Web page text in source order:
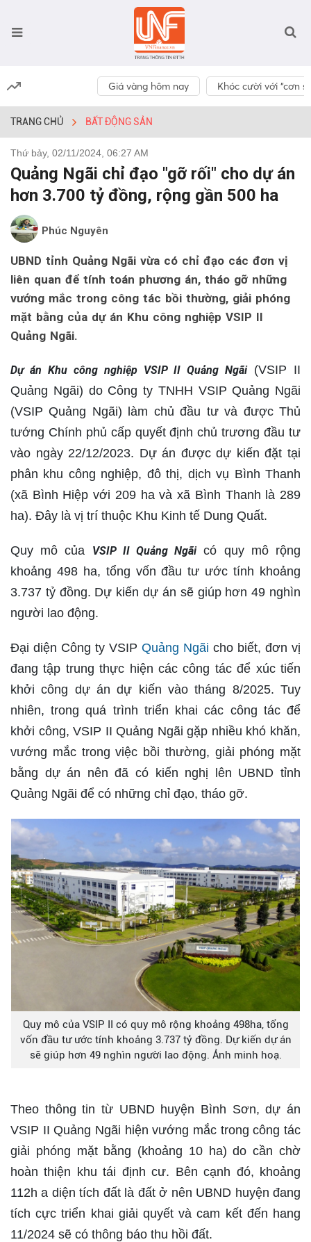
Giá vàng hôm nay Khóc cười với “cơn
TRANG CHỦ BẤT ĐỘNG SẢN
Thứ bảy, 02/11/2024, 06:27 AM
Quảng Ngãi chỉ đạo "gỡ rối" cho dự án
hơn 3.700 tỷ đồng, rộng gần 500 ha
Phúc Nguyên
UBND tỉnh Quảng Ngãi vừa có chỉ đạo các đơn vị
liên quan để tính toán phương án, tháo gỡ những
vướng mắc trong công tác bồi thường, giải phóng
mặt bằng của dự án Khu công nghiệp VSIP II
Quảng Ngãi.
Dự án Khu công nghiệp VSIP II Quảng Ngãi(VSIP II
Quảng Ngãi) do Công ty TNHH VSIP Quảng Ngãi
(VSIP Quảng Ngãi) làm chủ đầu tư và được Thủ
tướng Chính phủ cấp quyết định chủ trương đầu tư
vào ngày 22/12/2023. Dự án được dự kiến đặt tại
phân khu công nghiệp, đô thị, dịch vụ Bình Thanh
(xã Bình Hiệp với 209 ha và xã Bình Thanh là 289
ha). Đây là vị trí thuộc Khu Kinh tế Dung Quất.
Quy mô của VSIP II Quảng Ngãicó quy mô rộng
khoảng 498 ha, tổng vốn đầu tư ước tính khoảng
3.737 tỷ đồng. Dự kiến dự án sẽ giúp hơn 49 nghìn
người lao động.
Đại diện Công ty VSIP Quảng Ngãi cho biết, đơn vị
đang tập trung thực hiện các công tác để xúc tiến
khởi công dự án dự kiến vào tháng 8/2025. Tuy
nhiên, trong quá trình triển khai các công tác để
khởi công, VSIP II Quảng Ngãi gặp nhiều khó khăn,
vướng mắc trong việc bồi thường, giải phóng mặt
bằng dự án nên đã có kiến nghị lên UBND tỉnh
Quảng Ngãi để có những chỉ đạo, tháo gỡ.
Quy mô của VSIP II có quy mô rộng khoảng 498ha, tổng
vốn đầu tư ước tính khoảng 3.737 tỷ đồng. Dự kiến dự án
sẽ giúp hơn 49 nghìn người lao động. Ảnh minh hoạ.
Theo thông tin từ UBND huyện Bình Sơn, dự án
VSIP II Quảng Ngãi hiện vướng mắc trong công tác
giải phóng mặt bằng (khoảng 10 ha) do cần chờ
hoàn thiện khu tái định cư. Bên cạnh đó, khoảng
112h a diện tích đất là đất ở nên UBND huyện đang
tích cực triển khai giải quyết và cam kết đến hang
11/2024 sẽ có thông báo thu hồi đất.